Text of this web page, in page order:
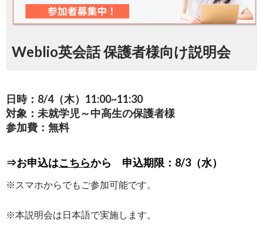
Weblio英会話 保護者様向け説明会
日時：8/4（木）11:00~11:30
対象：未就学児～中高生の保護者様
参加費：無料
⇒お申込はこちらから 申込期限：8/3（水）
※スマホからでもご参加可能です。
※本説明会は日本語で実施します。